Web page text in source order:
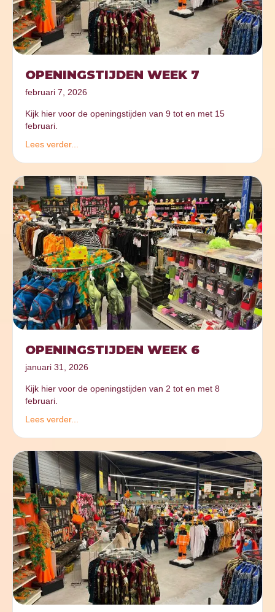
OPENINGSTIJDEN WEEK 7
februari 7, 2026
Kijk hier voor de openingstijden van 9 tot en met 15
februari.
Lees verder...
OPENINGSTIJDEN WEEK 6
januari 31, 2026
Kijk hier voor de openingstijden van 2 tot en met 8
februari.
Lees verder...